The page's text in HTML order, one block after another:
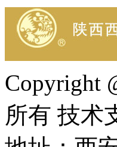
Copyright
所有 技术